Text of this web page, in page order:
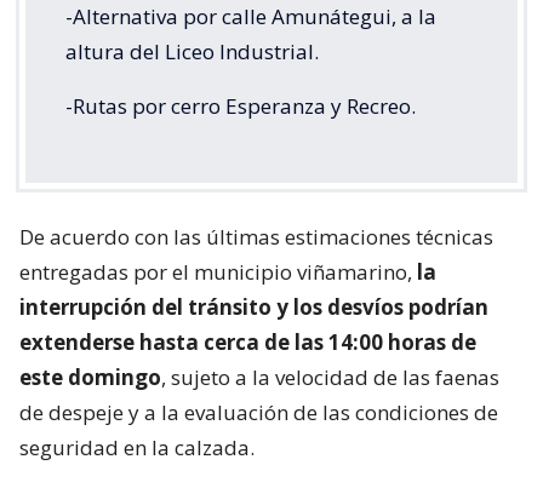
-Alternativa por calle Amunátegui, a la
altura del Liceo Industrial.
-Rutas por cerro Esperanza y Recreo.
De acuerdo con las últimas estimaciones técnicas
entregadas por el municipio viñamarino, la
interrupción del tránsito y los desvíos podrían
extenderse hasta cerca de las 14:00 horas de
este domingo, sujeto a la velocidad de las faenas
de despeje y a la evaluación de las condiciones de
seguridad en la calzada.